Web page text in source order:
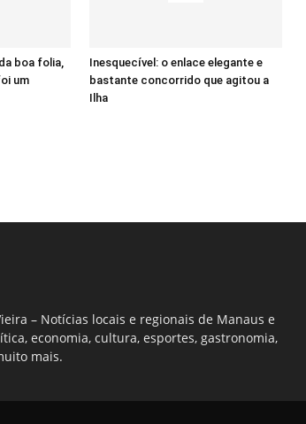
boa folia,
um
Inesquecível: o enlace elegante e
bastante concorrido que agitou a
Ilha
– Notícias locais e regionais de Manaus e
economia, cultura, esportes, gastronomia,
mais.